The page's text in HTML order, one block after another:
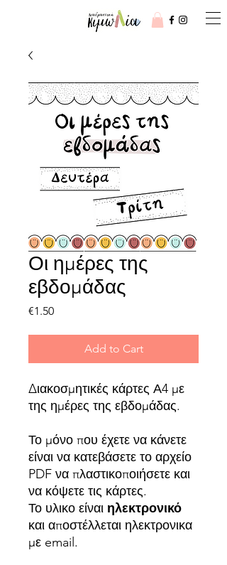
Οι ημέρες της
εβδομάδας
€1.50Price
Add to Cart
Διακοσμητικές κάρτες Α4 με
της ημέρες της εβδομάδας.
Το μόνο που έχετε να κάνετε
είναι να κατεβάσετε το αρχείο
PDF να πλαστικοποιήσετε και
να κόψετε τις κάρτες.
Το υλικο είναι ηλεκτρονικό
και αποστέλλεται ηλεκτρονικα
με email.